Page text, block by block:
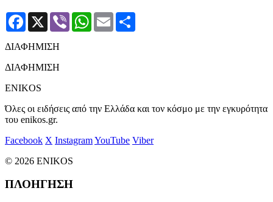
Facebook
X Viber WhatsApp
Email
ΔΙΑΦΗΜΙΣΗ
ΔΙΑΦΗΜΙΣΗ
ENIKOS
Όλες οι ειδήσεις από την Ελλάδα και τον κόσμο με την εγκυρότητα
του enikos.gr.
Facebook X InstagramYouTube Viber
© 2026 ENIKOS
ΠΛΟΗΓΗΣΗ